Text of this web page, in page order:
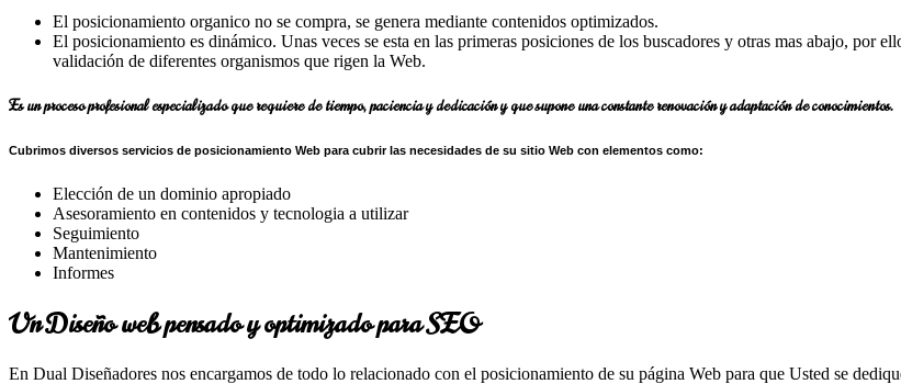
El posicionamiento organico no se compra, se genera mediante contenidos optimizados.
El posicionamiento es dinámico. Unas veces se esta en las primeras posiciones de los buscadores y otras mas abajo, por
validación de diferentes organismos que rigen la Web.
Es un proceso profesional especializado que requiere de tiempo, paciencia y dedicación y que supone una constante renovación y adaptación de conocimientos.
Cubrimos diversos servicios de posicionamiento Web para cubrir las necesidades de su sitio Web con elementos como:
Elección de un dominio apropiado
Asesoramiento en contenidos y tecnologia a utilizar
Seguimiento
Mantenimiento
Informes
Un Diseño web pensado y optimizado para SEO
En Dual Diseñadores nos encargamos de todo lo relacionado con el posicionamiento de su página Web para que Usted se